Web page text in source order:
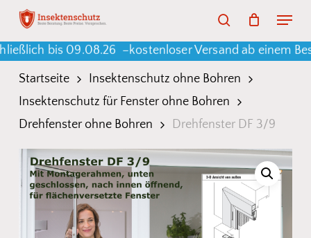
Skip
main
content
Menu
Cart
bis 09.08.26 –kostenloser Versand ab einem
Startseite
Insektenschutz ohne Bohren
Insektenschutz für Fenster ohne Bohren
Drehfenster ohne Bohren
Drehfenster DF 3/9